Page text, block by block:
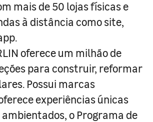
mais de 50 lojas físicas e
à distância como site,
oferece um milhão de
para construir, reformar
Possui marcas
experiências únicas
o Programa de